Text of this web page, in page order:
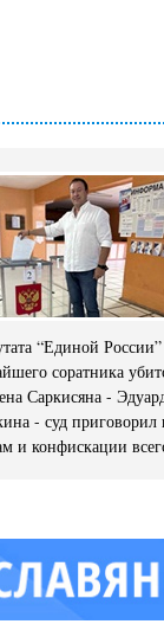
“Единой
соратника
Саркисяна -
- суд приговорил
и конфискации